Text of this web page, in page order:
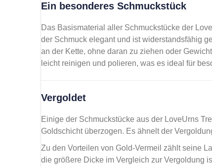
Ein besonderes Schmuckstück
Das Basismaterial aller Schmuckstücke der
der Schmuck elegant und ist widerstandsfähig
an der Kette, ohne daran zu ziehen oder
leicht reinigen und polieren, was es ideal für
Vergoldet
Einige der Schmuckstücke aus der LoveUrns
Goldschicht überzogen. Es ähnelt der
Zu den Vorteilen von Gold-Vermeil zählt seine
die größere Dicke im Vergleich zur Vergoldung